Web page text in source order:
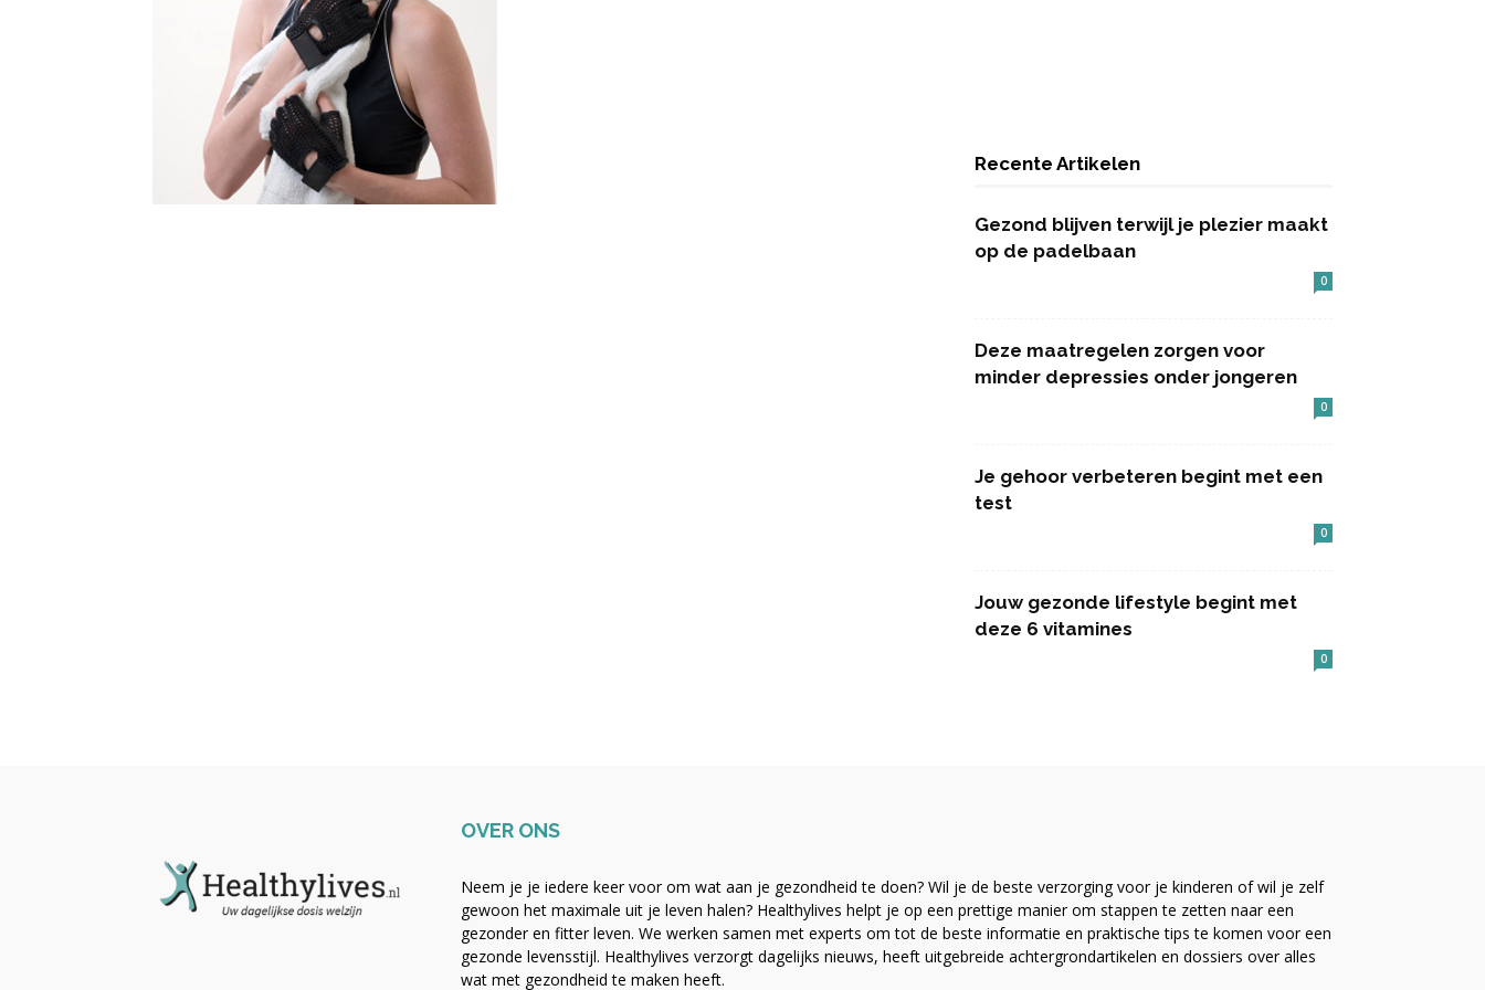
Recente Artikelen
Gezond blijven terwijl je plezier maakt
op de padelbaan
0
Deze maatregelen zorgen voor
minder depressies onder jongeren
0
Je gehoor verbeteren begint met een
test
0
Jouw gezonde lifestyle begint met
deze 6 vitamines
0
OVER ONS
Neem je je iedere keer voor om wat aan je gezondheid te doen? Wil je de beste verzorging voor je kinderen of wil je zelf
gewoon het maximale uit je leven halen? Healthylives helpt je op een prettige manier om stappen te zetten naar een
gezonder en fitter leven. We werken samen met experts om tot de beste informatie en praktische tips te komen voor een
gezonde levensstijl. Healthylives verzorgt dagelijks nieuws, heeft uitgebreide achtergrondartikelen en dossiers over alles
wat met gezondheid te maken heeft.